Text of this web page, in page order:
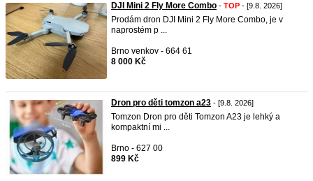
DJI Mini 2 Fly More Combo - TOP - [9.8. 2026]
Prodám dron DJI Mini 2 Fly More Combo, je v
naprostém p ...
Brno venkov - 664 61
8 000 Kč
Dron pro děti tomzon a23 - [9.8. 2026]
Tomzon Dron pro děti Tomzon A23 je lehký a
kompaktní mi ...
Brno - 627 00
899 Kč